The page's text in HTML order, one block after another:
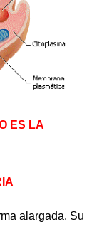
ES LA
alargada. Su